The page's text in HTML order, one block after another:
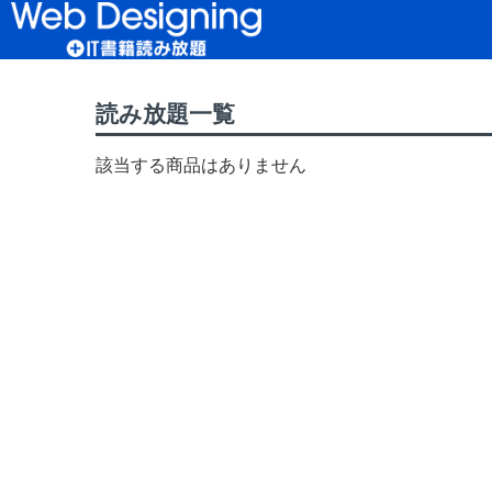
読み放題TOP
読み放題一覧
該当する商品はありません